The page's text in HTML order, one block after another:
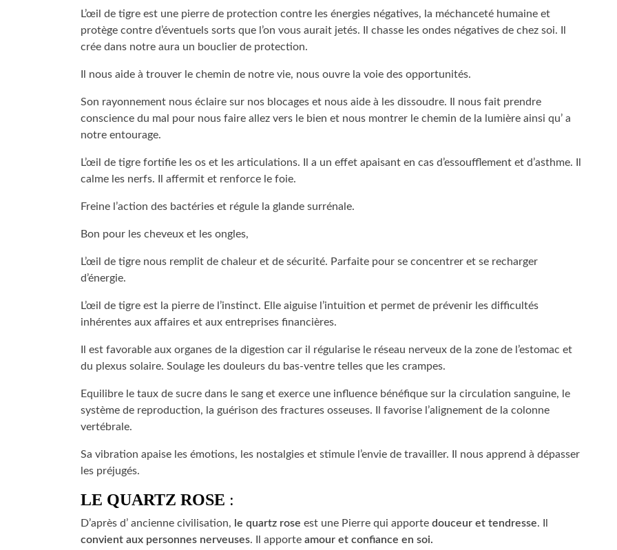
L’œil de tigre est une pierre de protection contre les énergies négatives, la méchanceté humaine et
protège contre d’éventuels sorts que l’on vous aurait jetés. Il chasse les ondes négatives de chez soi. Il
crée dans notre aura un bouclier de protection.
Il nous aide à trouver le chemin de notre vie, nous ouvre la voie des opportunités.
Son rayonnement nous éclaire sur nos blocages et nous aide à les dissoudre. Il nous fait prendre
conscience du mal pour nous faire allez vers le bien et nous montrer le chemin de la lumière ainsi qu’ a
notre entourage.
L’œil de tigre fortifie les os et les articulations. Il a un effet apaisant en cas d’essoufflement et d’asthme. Il
calme les nerfs. Il affermit et renforce le foie.
Freine l’action des bactéries et régule la glande surrénale.
Bon pour les cheveux et les ongles,
L’œil de tigre nous remplit de chaleur et de sécurité. Parfaite pour se concentrer et se recharger
d’énergie.
L’œil de tigre est la pierre de l’instinct. Elle aiguise l’intuition et permet de prévenir les difficultés
inhérentes aux affaires et aux entreprises financières.
Il est favorable aux organes de la digestion car il régularise le réseau nerveux de la zone de l’estomac et
du plexus solaire. Soulage les douleurs du bas-ventre telles que les crampes.
Equilibre le taux de sucre dans le sang et exerce une influence bénéfique sur la circulation sanguine, le
système de reproduction, la guérison des fractures osseuses. Il favorise l’alignement de la colonne
vertébrale.
Sa vibration apaise les émotions, les nostalgies et stimule l’envie de travailler. Il nous apprend à dépasser
les préjugés.
LE QUARTZ ROSE :
D’après d’ ancienne civilisation, le quartz rose est une Pierre qui apporte douceur et tendresse. Il
convient aux personnes nerveuses. Il apporte amour et confiance en soi.